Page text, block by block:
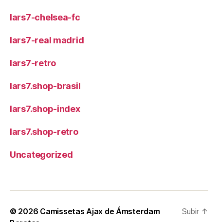
lars7-chelsea-fc
lars7-real madrid
lars7-retro
lars7.shop-brasil
lars7.shop-index
lars7.shop-retro
Uncategorized
© 2026 Camissetas Ajax de Ámsterdam
Subir ↑